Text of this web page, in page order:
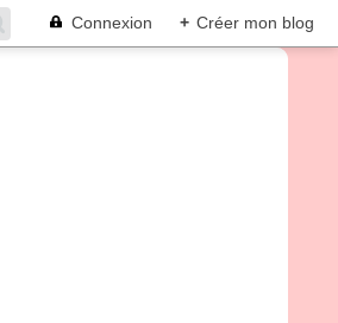
Connexion + Créer mon blog